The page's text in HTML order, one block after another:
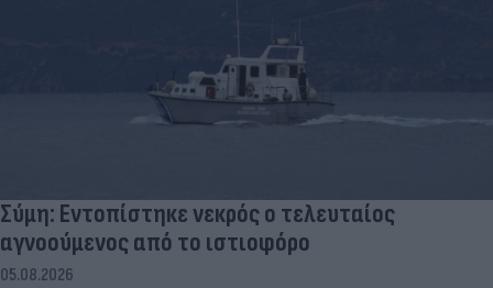
Σύμη: Εντοπίστηκε νεκρός ο τελευταίος
αγνοούμενος από το ιστιοφόρο
05.08.2026